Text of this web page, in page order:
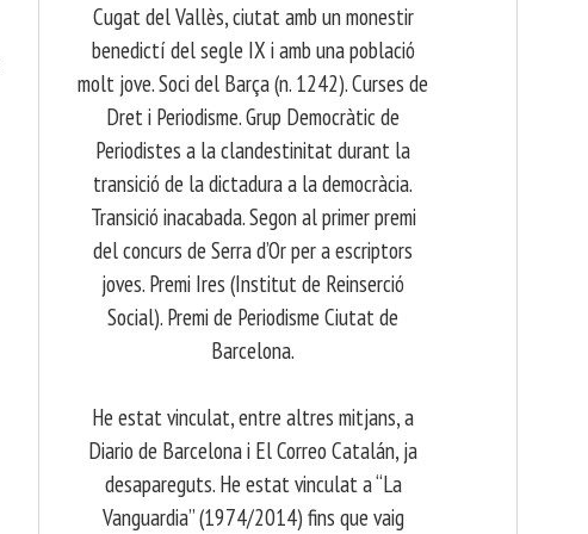
Cugat del Vallès, ciutat amb un monestir
benedictí del segle IX i amb una població
molt jove. Soci del Barça (n. 1242). Curses de
Dret i Periodisme. Grup Democràtic de
Periodistes a la clandestinitat durant la
transició de la dictadura a la democràcia.
Transició inacabada. Segon al primer premi
del concurs de Serra d’Or per a escriptors
joves. Premi Ires (Institut de Reinserció
Social). Premi de Periodisme Ciutat de
Barcelona.
​ He estat vinculat, entre altres mitjans, a
Diario de Barcelona i El Correo Catalán, ja
desapareguts. He estat vinculat a “La
Vanguardia” (1974/2014) fins que vaig